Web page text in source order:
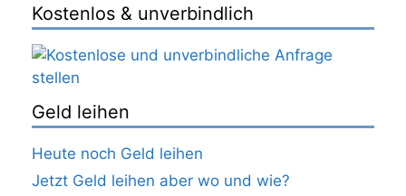
Kostenlos & unverbindlich
Geld leihen
Heute noch Geld leihen
Jetzt Geld leihen aber wo und wie?